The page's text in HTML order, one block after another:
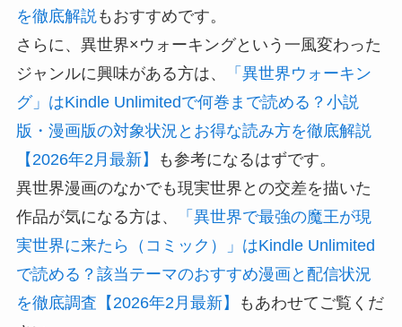
を徹底解説もおすすめです。
さらに、異世界×ウォーキングという一風変わった
ジャンルに興味がある方は、
「異世界ウォーキン
グ」はKindle Unlimitedで何巻まで読める？小説
版・漫画版の対象状況とお得な読み方を徹底解説
【2026年2月最新】
も参考になるはずです。
異世界漫画のなかでも現実世界との交差を描いた
作品が気になる方は、
「異世界で最強の魔王が現
実世界に来たら（コミック）」はKindle Unlimited
で読める？該当テーマのおすすめ漫画と配信状況
を徹底調査【2026年2月最新】
もあわせてご覧くだ